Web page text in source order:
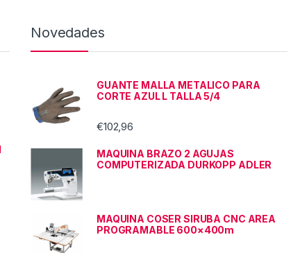
Novedades
GUANTE MALLA METALICO PARA
CORTE AZUL L TALLA 5/4
€102,96
MAQUINA BRAZO 2 AGUJAS
COMPUTERIZADA DURKOPP ADLER
MAQUINA COSER SIRUBA CNC AREA
PROGRAMABLE 600×400m